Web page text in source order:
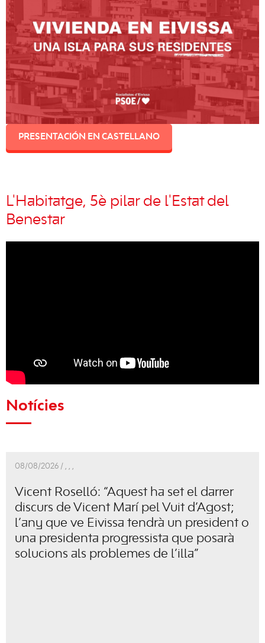
PRESENTACIÓN EN CASTELLANO
L'Habitatge, 5è pilar de l'Estat del
Benestar
Notícies
08/08/2026 /
Vicent Roselló: “Aquest ha set el darrer
discurs de Vicent Marí pel Vuit d’Agost;
l’any que ve Eivissa tendrà un president o
una presidenta progressista que posarà
solucions als problemes de l’illa”